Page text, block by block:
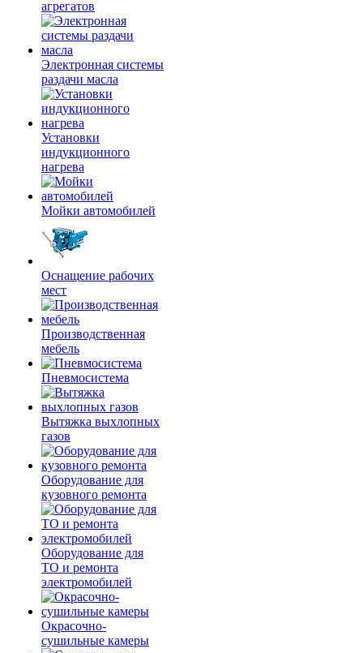
агрегатов
Электронная системы
раздачи масла
Установки
индукционного
нагрева
Мойки автомобилей
Оснащение рабочих
мест
Производственная
мебель
Пневмосистема
Вытяжка выхлопных
газов
Оборудование для
кузовного ремонта
Оборудование для
ТО и ремонта
электромобилей
Окрасочно-
сушильные камеры